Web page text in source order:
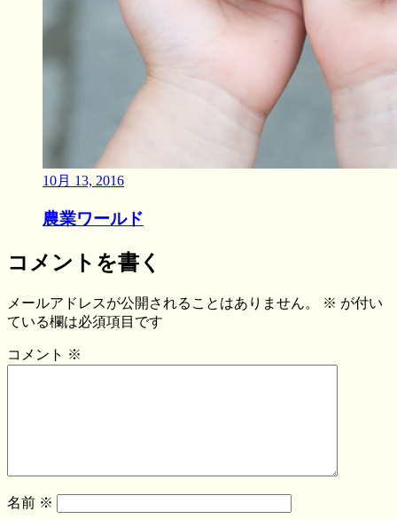
10月 13, 2016
農業ワールド
コメントを書く
メールアドレスが公開されることはありません。 ※ が付い
ている欄は必須項目です
コメント ※
名前 ※